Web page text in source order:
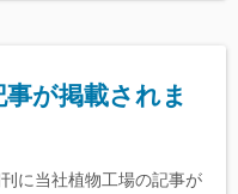
が掲載されま
に当社植物工場の記事が